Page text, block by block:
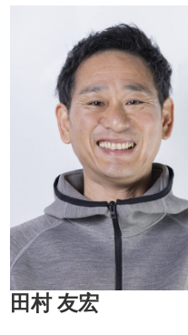
田村 友宏